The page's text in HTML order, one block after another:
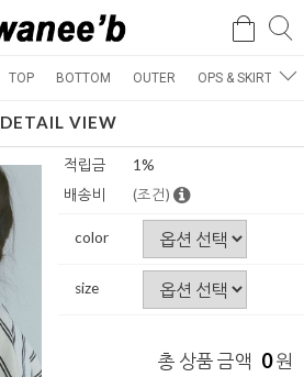
검
TOP BOTTOM OUTER OPS & SKIRT
DETAIL VIEW
적립금
1%
배송비
(조건)
color
size
총 상품 금액 0원